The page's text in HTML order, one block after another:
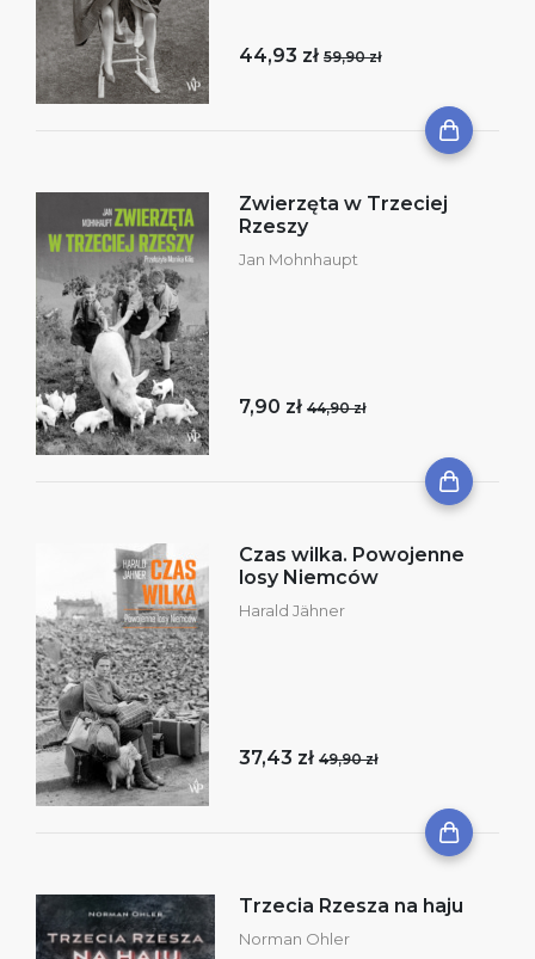
44,93 zł 59,90 zł
Zwierzęta w Trzeciej
Rzeszy
Jan Mohnhaupt
7,90 zł 44,90 zł
Czas wilka. Powojenne
losy Niemców
Harald Jähner
37,43 zł 49,90 zł
Trzecia Rzesza na haju
Norman Ohler